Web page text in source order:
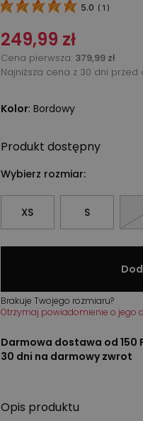
5.0 ( 1 )
249,99 zł
Cena pierwsza: 379,99 zł
Najniższa cena z 30 dni przed
Kolor: Bordowy
Produkt dostępny
Wybierz rozmiar:
XS S
Brakuje Twojego rozmiaru?
Otrzymaj powiadomienie o jego
Darmowa dostawa od 150
30 dni na darmowy zwrot
Opis produktu